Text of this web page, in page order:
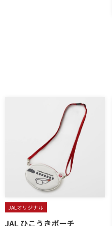
JALオリジナル
JAL ひこうきポーチ